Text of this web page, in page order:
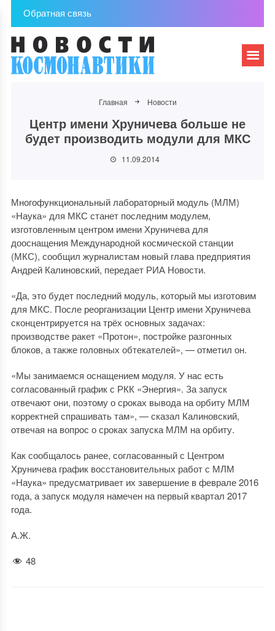
Обратная связь
Главная Новости
Центр имени Хруничева больше не
будет производить модули для МКС
11.09.2014
Многофункциональный лабораторный модуль (МЛМ)
«Наука» для МКС станет последним модулем,
изготовленным центром имени Хруничева для
дооснащения Международной космической станции
(МКС), сообщил журналистам новый глава предприятия
Андрей Калиновский, передает РИА Новости.
«Да, это будет последний модуль, который мы изготовим
для МКС. После реорганизации Центр имени Хруничева
сконцентрируется на трёх основных задачах:
производстве ракет «Протон», постройке разгонных
блоков, а также головных обтекателей», — отметил он.
«Мы занимаемся оснащением модуля. У нас есть
согласованный график с РКК «Энергия». За запуск
отвечают они, поэтому о сроках вывода на орбиту МЛМ
корректней спрашивать там», — сказал Калиновский,
отвечая на вопрос о сроках запуска МЛМ на орбиту.
Как сообщалось ранее, согласованный с Центром
Хруничева график восстановительных работ с МЛМ
«Наука» предусматривает их завершение в феврале 2016
года, а запуск модуля намечен на первый квартал 2017
года.
А.Ж.
48